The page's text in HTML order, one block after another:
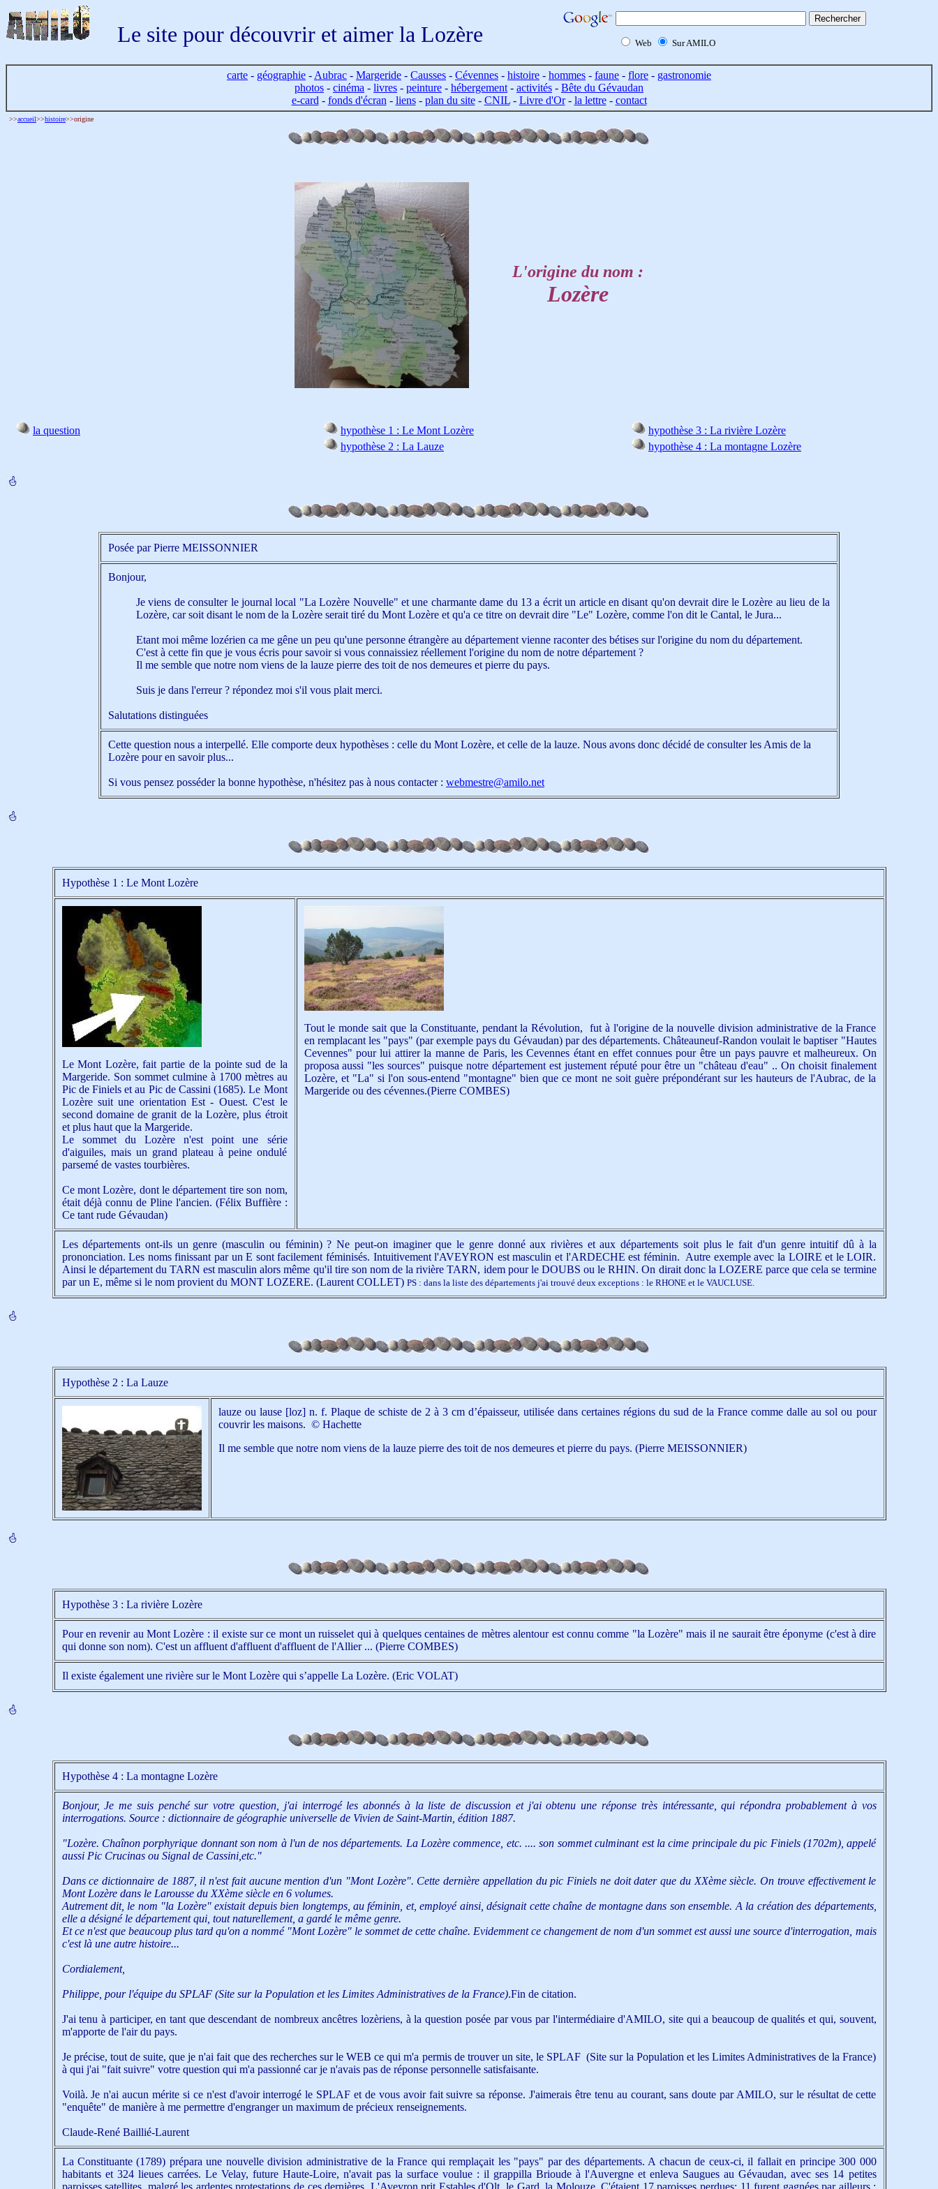
Le site pour découvrir et aimer la Lozère Web Sur AMILO
carte - géographie - Aubrac - Margeride - Causses - Cévennes - histoire - hommes - faune - flore - gastronomie
photos - cinéma - livres - peinture - hébergement - activités - Bête du Gévaudan
e-card - fonds d'écran - liens- plan du site- CNIL- Livre d'Or- la lettre- contact
>>accueil>>histoire>>origine
L'origine du nom :
Lozère
la question
hypothèse 1 : Le Mont Lozère
hypothèse 2 : La Lauze
hypothèse 3 : La rivière Lozère
hypothèse 4 : La montagne Lozère
Posée par Pierre MEISSONNIER
Bonjour,
Je viens de consulter le journal local "La Lozère Nouvelle" et une charmante dame du 13 a écrit un article en disant qu'on devrait dire le Lozère au lieu de la
Lozère, car soit disant le nom de la Lozère serait tiré du Mont Lozère et qu'a ce titre on devrait dire "Le" Lozère, comme l'on dit le Cantal, le Jura...
Etant moi même lozérien ca me gêne un peu qu'une personne étrangère au département vienne raconter des bétises sur l'origine du nom du département.
C'est à cette fin que je vous écris pour savoir si vous connaissiez réellement l'origine du nom de notre département ?
Il me semble que notre nom viens de la lauze pierre des toit de nos demeures et pierre du pays.
Suis je dans l'erreur ? répondez moi s'il vous plait merci.
Salutations distinguées
Cette question nous a interpellé. Elle comporte deux hypothèses : celle du Mont Lozère, et celle de la lauze. Nous avons donc décidé de consulter les Amis de la
Lozère pour en savoir plus...
Si vous pensez posséder la bonne hypothèse, n'hésitez pas à nous contacter : webmestre@amilo.net
Hypothèse 1 : Le Mont Lozère
Le Mont Lozère, fait partie de la pointe sud de la
Margeride. Son sommet culmine à 1700 mètres au
Pic de Finiels et au Pic de Cassini (1685). Le Mont
Lozère suit une orientation Est - Ouest. C'est le
second domaine de granit de la Lozère, plus étroit
et plus haut que la Margeride.
Le sommet du Lozère n'est point une série
d'aiguiles, mais un grand plateau à peine ondulé
parsemé de vastes tourbières.
Ce mont Lozère, dont le département tire son nom,
était déjà connu de Pline l'ancien. (Félix Buffière :
Ce tant rude Gévaudan)
Tout le monde sait que la Constituante, pendant la Révolution, fut à l'origine de la nouvelle division administrative de la France
en remplacant les "pays" (par exemple pays du Gévaudan) par des départements. Châteauneuf-Randon voulait le baptiser "Hautes
Cevennes" pour lui attirer la manne de Paris, les Cevennes étant en effet connues pour être un pays pauvre et malheureux. On
proposa aussi "les sources" puisque notre département est justement réputé pour être un "château d'eau" .. On choisit finalement
Lozère, et "La" si l'on sous-entend "montagne" bien que ce mont ne soit guère prépondérant sur les hauteurs de l'Aubrac, de la
Margeride ou des cévennes.(Pierre COMBES)
Les départements ont-ils un genre (masculin ou féminin) ? Ne peut-on imaginer que le genre donné aux rivières et aux départements soit plus le fait d'un genre intuitif dû à la
prononciation. Les noms finissant par un E sont facilement féminisés. Intuitivement l'AVEYRON est masculin et l'ARDECHE est féminin. Autre exemple avec la LOIRE et le LOIR.
Ainsi le département du TARN est masculin alors même qu'il tire son nom de la rivière TARN, idem pour le DOUBS ou le RHIN. On dirait donc la LOZERE parce que cela se termine
par un E, même si le nom provient du MONT LOZERE. (Laurent COLLET) PS : dans la liste des départements j'ai trouvé deux exceptions : le RHONE et le VAUCLUSE.
Hypothèse 2 : La Lauze
lauze ou lause [loz] n. f. Plaque de schiste de 2 à 3 cm d’épaisseur, utilisée dans certaines régions du sud de la France comme dalle au sol ou pour
couvrir les maisons. © Hachette
Il me semble que notre nom viens de la lauze pierre des toit de nos demeures et pierre du pays. (Pierre MEISSONNIER)
Hypothèse 3 : La rivière Lozère
Pour en revenir au Mont Lozère : il existe sur ce mont un ruisselet qui à quelques centaines de mètres alentour est connu comme "la Lozère" mais il ne saurait être éponyme (c'est à dire
qui donne son nom). C'est un affluent d'affluent d'affluent de l'Allier ... (Pierre COMBES)
Il existe également une rivière sur le Mont Lozère qui s’appelle La Lozère. (Eric VOLAT)
Hypothèse 4 : La montagne Lozère
Bonjour, Je me suis penché sur votre question, j'ai interrogé les abonnés à la liste de discussion et j'ai obtenu une réponse très intéressante, qui répondra probablement à vos
interrogations. Source : dictionnaire de géographie universelle de Vivien de Saint-Martin, édition 1887.
"Lozère. Chaînon porphyrique donnant son nom à l'un de nos départements. La Lozère commence, etc. .... son sommet culminant est la cime principale du pic Finiels (1702m), appelé
aussi Pic Crucinas ou Signal de Cassini,etc."
Dans ce dictionnaire de 1887, il n'est fait aucune mention d'un "Mont Lozère". Cette dernière appellation du pic Finiels ne doit dater que du XXème siècle. On trouve effectivement le
Mont Lozère dans le Larousse du XXème siècle en 6 volumes.
Autrement dit, le nom "la Lozère" existait depuis bien longtemps, au féminin, et, employé ainsi, désignait cette chaîne de montagne dans son ensemble. A la création des départements,
elle a désigné le département qui, tout naturellement, a gardé le même genre.
Et ce n'est que beaucoup plus tard qu'on a nommé "Mont Lozère" le sommet de cette chaîne. Evidemment ce changement de nom d'un sommet est aussi une source d'interrogation, mais
c'est là une autre histoire...
Cordialement,
Philippe, pour l'équipe du SPLAF (Site sur la Population et les Limites Administratives de la France).Fin de citation.
J'ai tenu à participer, en tant que descendant de nombreux ancêtres lozèriens, à la question posée par vous par l'intermédiaire d'AMILO, site qui a beaucoup de qualités et qui, souvent,
m'apporte de l'air du pays.
Je précise, tout de suite, que je n'ai fait que des recherches sur le WEB ce qui m'a permis de trouver un site, le SPLAF (Site sur la Population et les Limites Administratives de la France)
à qui j'ai "fait suivre" votre question qui m'a passionné car je n'avais pas de réponse personnelle satisfaisante.
Voilà. Je n'ai aucun mérite si ce n'est d'avoir interrogé le SPLAF et de vous avoir fait suivre sa réponse. J'aimerais être tenu au courant, sans doute par AMILO, sur le résultat de cette
"enquête" de manière à me permettre d'engranger un maximum de précieux renseignements.
Claude-René Baillié-Laurent
La Constituante (1789) prépara une nouvelle division administrative de la France qui remplaçait les "pays" par des départements. A chacun de ceux-ci, il fallait en principe 300 000
habitants et 324 lieues carrées. Le Velay, future Haute-Loire, n'avait pas la surface voulue : il grappilla Brioude à l'Auvergne et enleva Saugues au Gévaudan, avec ses 14 petites
paroisses satellites, malgré les ardentes protestations de ces dernières. L'Aveyron prit Estables d'Olt, le Gard, la Molouze. C'étaient 17 paroisses perdues; 11 furent gagnées par ailleurs :